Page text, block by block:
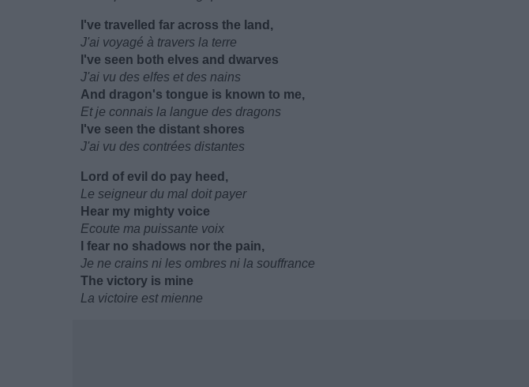
I've travelled far across the land,
J'ai voyagé à travers la terre
I've seen both elves and dwarves
J'ai vu des elfes et des nains
And dragon's tongue is known to me,
Et je connais la langue des dragons
I've seen the distant shores
J'ai vu des contrées distantes
Lord of evil do pay heed,
Le seigneur du mal doit payer
Hear my mighty voice
Ecoute ma puissante voix
I fear no shadows nor the pain,
Je ne crains ni les ombres ni la souffrance
The victory is mine
La victoire est mienne